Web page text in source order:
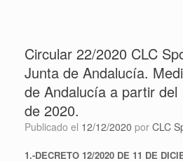
Circular 22/2020 CLC
Junta de Andalucía.
de Andalucía a partir del
de 2020.
Publicado el 12/12/2020 por CLC
1.-DECRETO 12/2020 DE 11 DE